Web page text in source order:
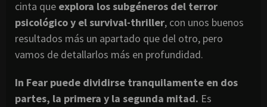
cinta que explora los subgéneros del terror
psicológico y el survival-thriller, con unos buenos
resultados más un apartado que del otro, pero
vamos de detallarlos más en profundidad.
In Fear puede dividirse tranquilamente en dos
partes, la primera y la segunda mitad. Es